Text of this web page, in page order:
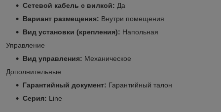
Сетевой кабель с вилкой: Да
Вариант размещения: Внутри помещения
Вид установки (крепления): Напольная
Управление
Вид управления: Механическое
Дополнительные
Гарантийный документ: Гарантийный талон
Серия: Line